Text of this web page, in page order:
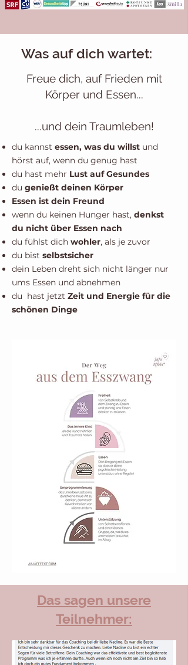
Was auf dich wartet:
Freue dich, auf Frieden mit
Körper und Essen...
...und dein Traumleben!
du kannst essen, was du willst und
hörst auf, wenn du genug hast
du hast mehr Lust auf Gesundes
du genießt deinen Körper
Essen ist dein Freund
wenn du keinen Hunger hast, denkst
du nicht über Essen nach
du fühlst dich wohler, als je zuvor
du bist selbstsicher
dein Leben dreht sich nicht länger nur
ums Essen und abnehmen
du hast jetzt Zeit und Energie für die
schönen Dinge
Das sagen unsere
Teilnehmer: